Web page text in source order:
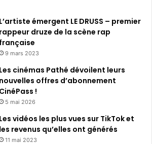
L’artiste émergent LE DRUSS – premier
rappeur druze de la scène rap
française
9 mars 2023
Les cinémas Pathé dévoilent leurs
nouvelles offres d’abonnement
CinéPass !
5 mai 2026
Les vidéos les plus vues sur TikTok et
les revenus qu’elles ont générés
11 mai 2023